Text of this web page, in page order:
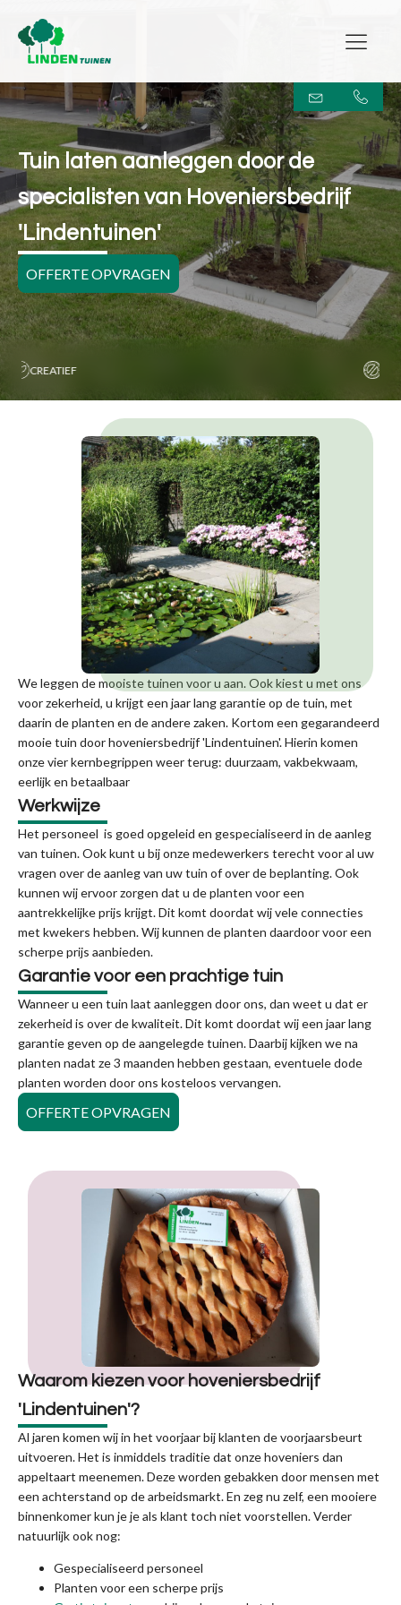
Tuin laten aanleggen door de
specialisten van Hoveniersbedrijf
'Lindentuinen'
OFFERTE OPVRAGEN
We leggen de mooiste tuinen voor u aan. Ook kiest u met ons
voor zekerheid, u krijgt een jaar lang garantie op de tuin, met
daarin de planten en de andere zaken. Kortom een gegarandeerd
mooie tuin door hoveniersbedrijf 'Lindentuinen'. Hierin komen
onze vier kernbegrippen weer terug: duurzaam, vakbekwaam,
eerlijk en betaalbaar
Werkwijze
Het personeel is goed opgeleid en gespecialiseerd in de aanleg
van tuinen. Ook kunt u bij onze medewerkers terecht voor al uw
vragen over de aanleg van uw tuin of over de beplanting. Ook
kunnen wij ervoor zorgen dat u de planten voor een
aantrekkelijke prijs krijgt. Dit komt doordat wij vele connecties
met kwekers hebben. Wij kunnen de planten daardoor voor een
scherpe prijs aanbieden.
Garantie voor een prachtige tuin
Wanneer u een tuin laat aanleggen door ons, dan weet u dat er
zekerheid is over de kwaliteit. Dit komt doordat wij een jaar lang
garantie geven op de aangelegde tuinen. Daarbij kijken we na
planten nadat ze 3 maanden hebben gestaan, eventuele dode
planten worden door ons kosteloos vervangen.
OFFERTE OPVRAGEN
Waarom kiezen voor hoveniersbedrijf
'Lindentuinen'?
Al jaren komen wij in het voorjaar bij klanten de voorjaarsbeurt
uitvoeren. Het is inmiddels traditie dat onze hoveniers dan
appeltaart meenemen. Deze worden gebakken door mensen met
een achterstand op de arbeidsmarkt. En zeg nu zelf, een mooiere
binnenkomer kun je je als klant toch niet voorstellen. Verder
natuurlijk ook nog:
Gespecialiseerd personeel
Planten voor een scherpe prijs